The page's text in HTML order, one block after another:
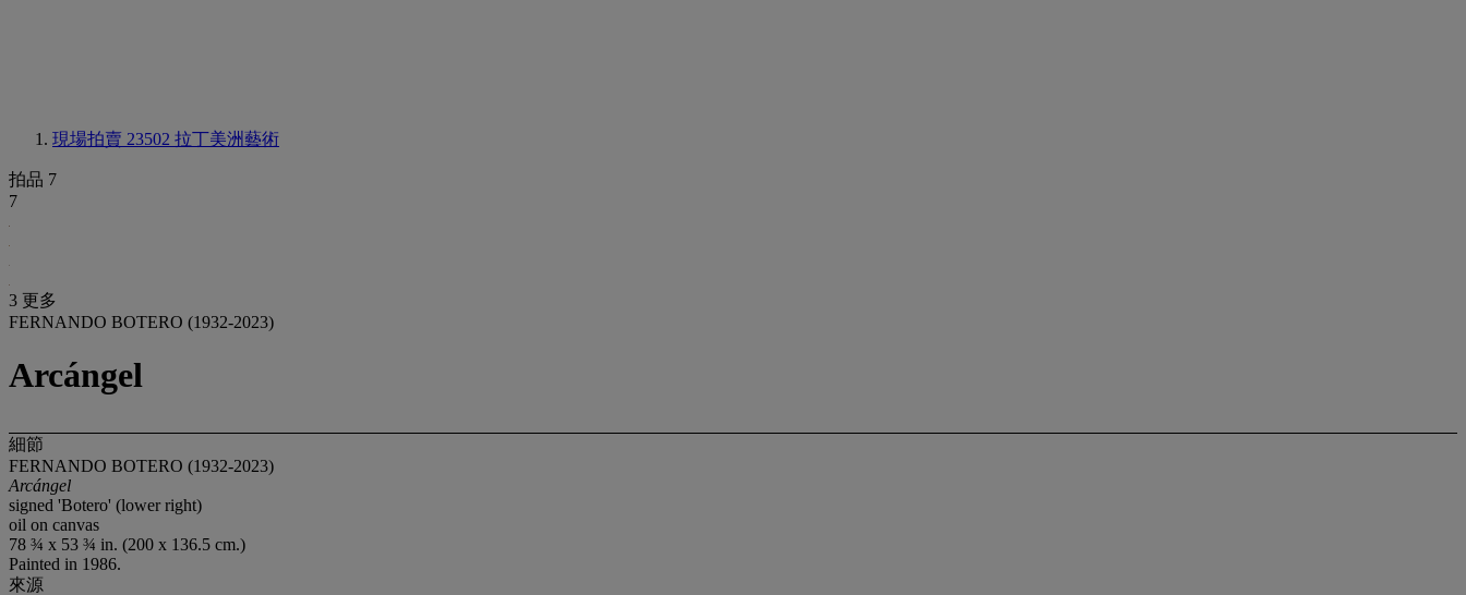
現場拍賣 23502 拉丁美洲藝術
拍品 7
7
3 更多
FERNANDO BOTERO (1932-2023)
Arcángel
細節
FERNANDO BOTERO (1932-2023)
Arcángel
signed 'Botero' (lower right)
oil on canvas
78 ¾ x 53 ¾ in. (200 x 136.5 cm.)
Painted in 1986.
來源